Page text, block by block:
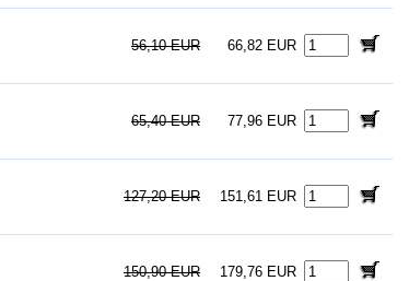
56,10 EUR 66,82 EUR
65,40 EUR 77,96 EUR
127,20 EUR 151,61 EUR
150,90 EUR 179,76 EUR